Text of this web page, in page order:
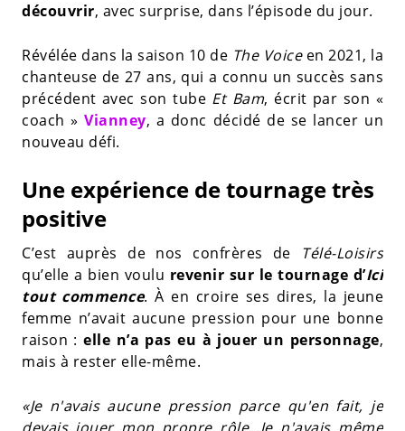
découvrir, avec surprise, dans l’épisode du jour.
Révélée dans la saison 10 de The Voiceen 2021, la
chanteuse de 27 ans, qui a connu un succès sans
précédent avec son tube Et Bam, écrit par son «
coach »Vianney, a donc décidé de se lancer un
nouveau défi.
Une expérience de tournage très
positive
C’est auprès de nos confrères de Télé-Loisirs
qu’elle a bien voulu revenir sur le tournage d’Ici
tout commence. À en croire ses dires, la jeune
femme n’avait aucune pression pour une bonne
raison :elle n’a pas eu à jouer un personnage,
mais à rester elle-même.
«Je n'avais aucune pression parce qu'en fait, je
devais jouer mon propre rôle. Je n'avais même